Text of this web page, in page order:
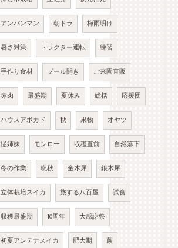
アンパンマン 朝ドラ 梅雨明け
暑さ対策 トラクター運転 練習
手作り食材 プール開き ご来園直販
赤肉 最盛期 夏休み 総括 応援団
ハウスアボカド 秋 果物 オヤツ
従姉妹 モンロー 収穫直前 自然落下
冬の作業 晩秋 金木犀 銀木犀
立体栽培スイカ 旅する八百屋 試食
収穫最盛期 10周年 大感謝祭
初夏アンテナスイカ 肥大期 蕨